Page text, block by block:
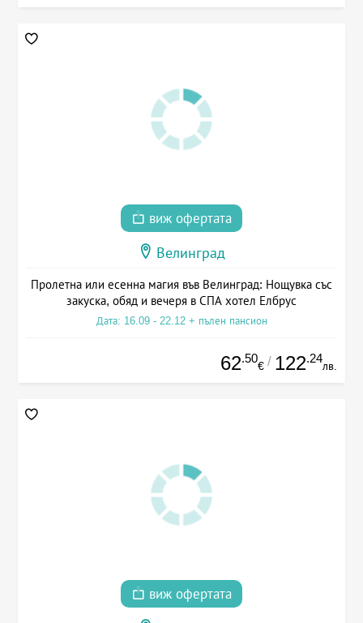
виж офертата
Велинград
Пролетна или есенна магия във Велинград: Нощувка със
закуска, обяд и вечеря в СПА хотел Елбрус
Дата: 16.09 - 22.12 + пълен пансион
62.50
€ / 122.24
лв.
виж офертата